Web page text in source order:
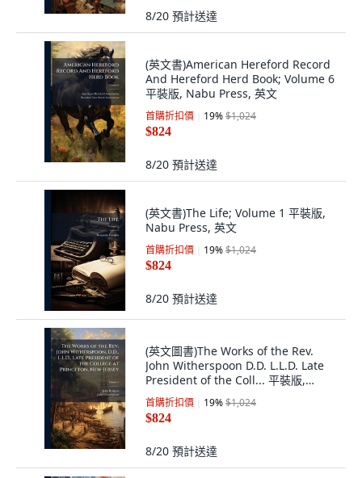
8/20 預計送達
(英文書)American Hereford Record
And Hereford Herd Book; Volume 6
平裝版, Nabu Press, 英文
首購折扣價 19%$1,024
$824
8/20 預計送達
(英文書)The Life; Volume 1 平裝版,
Nabu Press, 英文
首購折扣價 19%$1,024
$824
8/20 預計送達
(英文圖書)The Works of the Rev.
John Witherspoon D.D. L.L.D. Late
President of the Coll... 平裝版,
Nabu Press, English
首購折扣價 19%$1,024
$824
8/20 預計送達